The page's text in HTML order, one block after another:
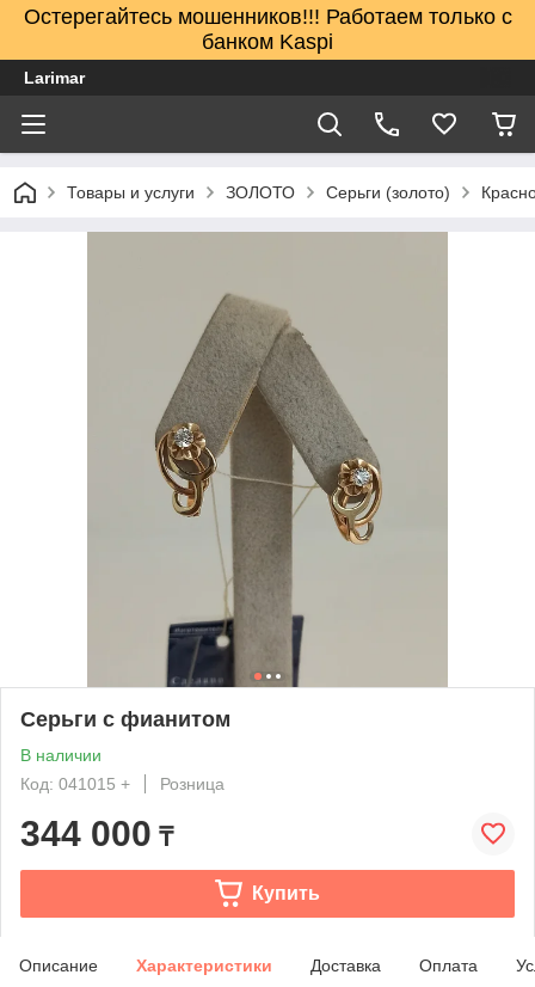
Остерегайтесь мошенников!!! Работаем только с
банком Kaspi
Larimar
Товары и услуги ЗОЛОТО Серьги (золото)
Серьги с фианитом
В наличии
Код: 041015 +
Розница
344 000 ₸
Купить
Описание Характеристики Доставка Оплата